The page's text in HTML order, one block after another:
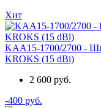
Хит
KAA15-1700/2700 -
KROKS (15 dBi)
2 600 руб.
-400 руб.